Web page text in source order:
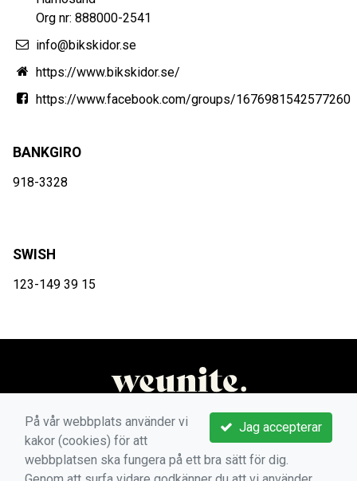
Org nr: 888000-2541
info@bikskidor.se
https://www.bikskidor.se/
https://www.facebook.com/groups/1676981542577260
BANKGIRO
918-3328
SWISH
123-149 39 15
Jag accepterar
På vår webbplats använder vi
kakor (cookies) för att
webbplatsen ska fungera på ett bra sätt för dig.